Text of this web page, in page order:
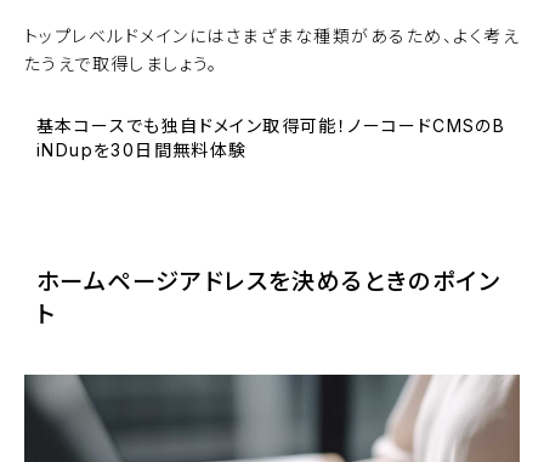
トップレベルドメインにはさまざまな種類があるため、よく考え
たうえで取得しましょう。
基本コースでも独自ドメイン取得可能！ノーコードCMSのB
iNDupを30日間無料体験
ホームページアドレスを決めるときのポイン
ト